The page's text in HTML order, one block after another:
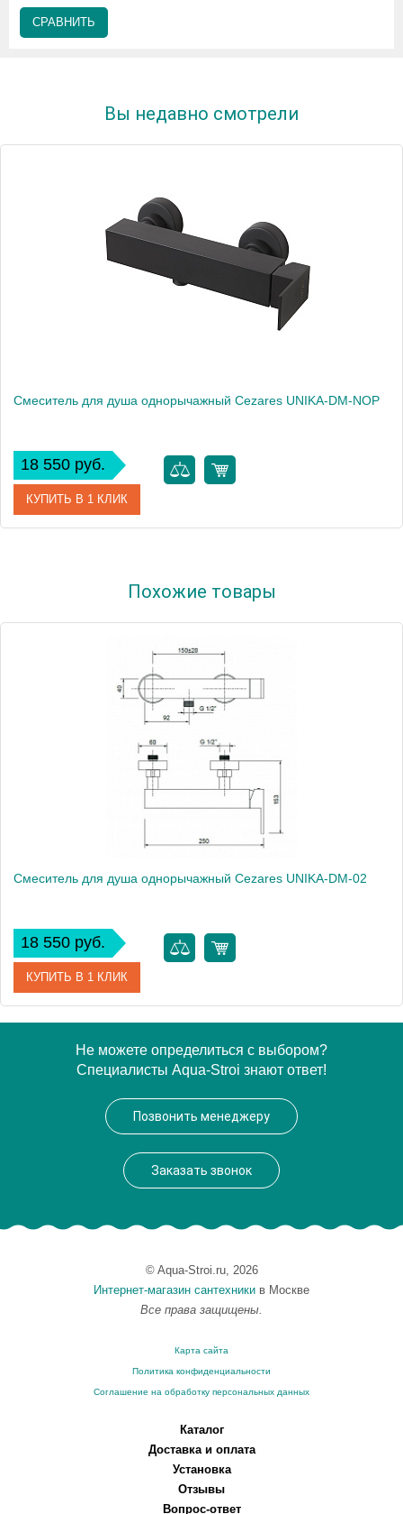
СРАВНИТЬ
Вы недавно смотрели
Смеситель для душа однорычажный Cezares UNIKA-DM-NOP
18 550 руб.
КУПИТЬ В 1 КЛИК
Высота, см 6.0000
Похожие товары
Смеситель для душа однорычажный Cezares UNIKA-DM-02
18 550 руб.
КУПИТЬ В 1 КЛИК
UNIKA-DM-02
Производитель
Не можете определиться с выбором?
Специалисты Aqua-Stroi знают ответ!
Позвонить менеджеру
Заказать звонок
© Aqua-Stroi.ru, 2026
Интернет-магазин сантехники в Москве
Все права защищены.
Карта сайта
Политика конфиденциальности
Соглашение на обработку персональных данных
Каталог
Доставка и оплата
Установка
Отзывы
Вопрос-ответ